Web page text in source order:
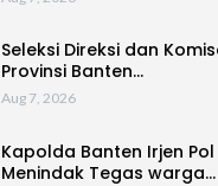
Seleksi Direksi dan
Provinsi Banten…
Aug 7, 2026
Kapolda Banten Irjen
Menindak Tegas warga…